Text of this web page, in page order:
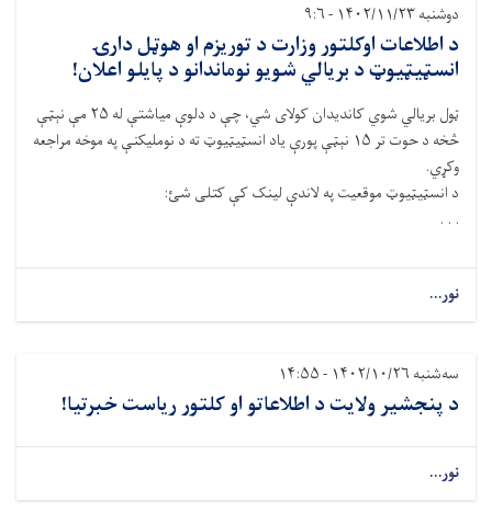
دوشنبه ۱۴۰۲/۱۱/۲۳ - ۹:۶
د اطلاعات اوکلتور وزارت د توريزم او هوټل دارۍ
انسټيټيوټ د بريالي شويو نوماندانو د پايلو اعلان!
ټول بريالي شوي کانديدان کولای شي، چې د دلوې مياشتې له ۲۵ مې نېټې
څخه د حوت تر ۱۵ نېټې پورې ياد انسټيټيوټ ته د نوملیکنې په موخه مراجعه
وکړي.
د انسټيټيوټ موقعيت په لاندې لينک کې کتلی شئ:
. . .
نور...
سه‌شنبه ۱۴۰۲/۱۰/۲۶ - ۱۴:۵۵
د پنجشیر ولایت د اطلاعاتو او کلتور ریاست خبرتیا!
نور...